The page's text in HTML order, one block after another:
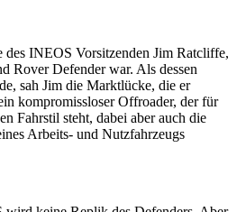
des INEOS Vorsitzenden Jim Ratcliffe,
Rover Defender war. Als dessen
sah Jim die Marktlücke, die er
kompromissloser Offroader, der für
Fahrstil steht, dabei aber auch die
Arbeits- und Nutzfahrzeugs